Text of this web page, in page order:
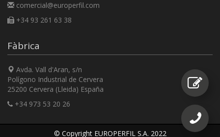
comercial@europerfil.com
+34 93 261 63 38
Fàbrica
Avda. Vall d'Aran, s/n
Polígono Industrial de Cervera
25200 Cervera (Lleida) España
+34 973 53 20 26
© Copyright EUROPERFIL S.A. 2022